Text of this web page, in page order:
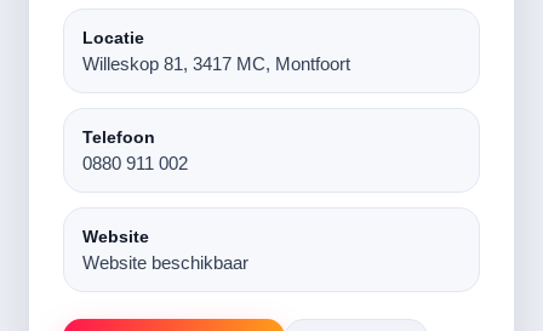
Locatie
Willeskop 81, 3417 MC, Montfoort
Telefoon
0880 911 002
Website
Website beschikbaar